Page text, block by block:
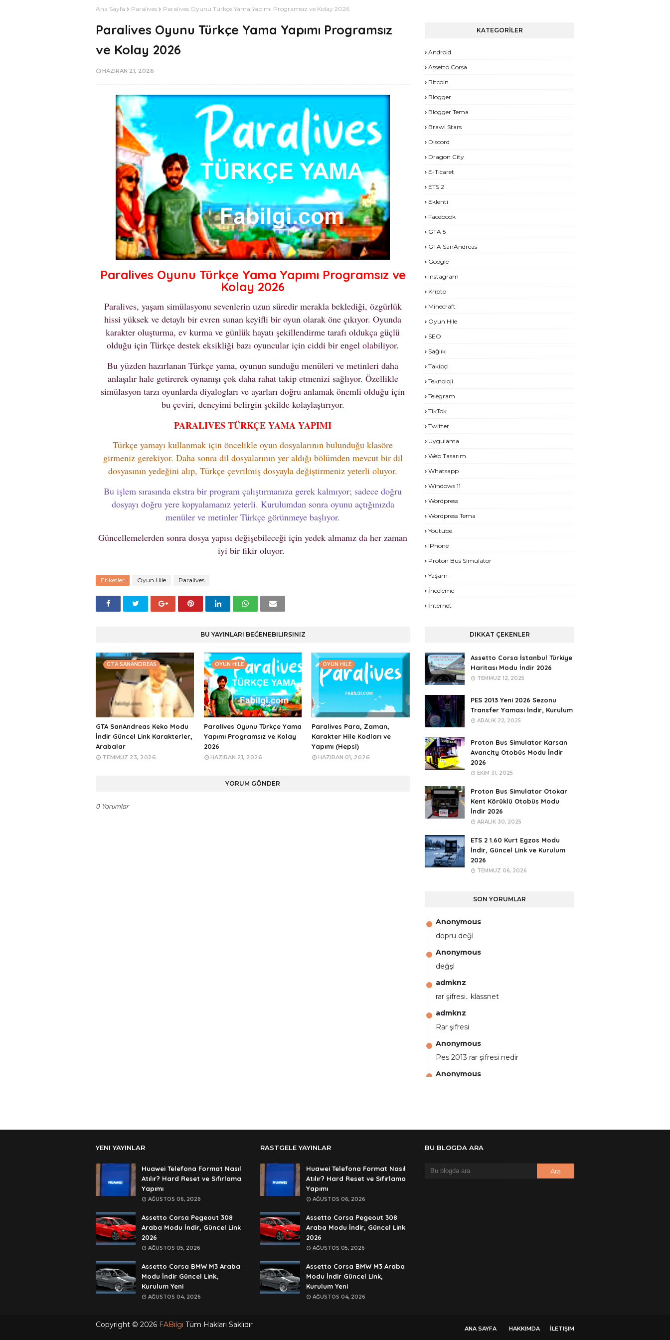
Ana Sayfa Paralives Paralives Oyunu Türkçe Yama Yapımı Programsız ve Kolay 2026
Paralives Oyunu Türkçe Yama Yapımı Programsız
ve Kolay 2026
HAZIRAN 21, 2026
Paralives Oyunu Türkçe Yama Yapımı Programsız ve
Kolay 2026
Paralives, yaşam simülasyonu sevenlerin uzun süredir merakla beklediği, özgürlük
hissi yüksek ve detaylı bir evren sunan keyifli bir oyun olarak öne çıkıyor. Oyunda
karakter oluşturma, ev kurma ve günlük hayatı şekillendirme tarafı oldukça güçlü
olduğu için Türkçe destek eksikliği bazı oyuncular için ciddi bir engel olabiliyor.
Bu yüzden hazırlanan Türkçe yama, oyunun sunduğu menüleri ve metinleri daha
anlaşılır hale getirerek oynanışı çok daha rahat takip etmenizi sağlıyor. Özellikle
simülasyon tarzı oyunlarda diyalogları ve ayarları doğru anlamak önemli olduğu için
bu çeviri, deneyimi belirgin şekilde kolaylaştırıyor.
PARALIVES TÜRKÇE YAMA YAPIMI
Türkçe yamayı kullanmak için öncelikle oyun dosyalarının bulunduğu klasöre
girmeniz gerekiyor. Daha sonra dil dosyalarının yer aldığı bölümden mevcut bir dil
dosyasının yedeğini alıp, Türkçe çevrilmiş dosyayla değiştirmeniz yeterli oluyor.
Bu işlem sırasında ekstra bir program çalıştırmanıza gerek kalmıyor; sadece doğru
dosyayı doğru yere kopyalamanız yeterli. Kurulumdan sonra oyunu açtığınızda
menüler ve metinler Türkçe görünmeye başlıyor.
Güncellemelerden sonra dosya yapısı değişebileceği için yedek almanız da her zaman
iyi bir fikir oluyor.
Etiketler Oyun Hile Paralives
BU YAYINLARI BEĞENEBILIRSINIZ
GTA SANANDREAS
GTA SanAndreas Keko Modu
İndir Güncel Link Karakterler,
Arabalar
TEMMUZ 23, 2026
OYUN HILE
Paralives Oyunu Türkçe Yama
Yapımı Programsız ve Kolay
2026
HAZIRAN 21, 2026
OYUN HILE
Paralives Para, Zaman,
Karakter Hile Kodları ve
Yapımı (Hepsi)
HAZIRAN 01, 2026
YORUM GÖNDER
0 Yorumlar
KATEGORİLER
Android
Assetto Corsa
Bitcoin
Blogger
Blogger Tema
Brawl Stars
Discord
Dragon City
E-Ticaret
ETS 2
Eklenti
Facebook
GTA 5
GTA SanAndreas
Google
Instagram
Kripto
Minecraft
Oyun Hile
SEO
Sağlık
Takipçi
Teknoloji
Telegram
TikTok
Twitter
Uygulama
Web Tasarım
Whatsapp
Windows 11
Wordpress
Wordpress Tema
Youtube
IPhone
Proton Bus Simulator
Yaşam
İnceleme
İnternet
DIKKAT ÇEKENLER
Assetto Corsa İstanbul Türkiye
Haritası Modu İndir 2026
TEMMUZ 12, 2025
PES 2013 Yeni 2026 Sezonu
Transfer Yaması İndir, Kurulum
ARALIK 22, 2025
Proton Bus Simulator Karsan
Avancity Otobüs Modu İndir
2026
EKIM 31, 2025
Proton Bus Simulator Otokar
Kent Körüklü Otobüs Modu
İndir 2026
ARALIK 30, 2025
ETS 2 1.60 Kurt Egzos Modu
İndir, Güncel Link ve Kurulum
2026
TEMMUZ 06, 2026
SON YORUMLAR
Anonymous
dopru değl
Anonymous
değşl
admknz
rar şifresi.. klassnet
admknz
Rar şifresi
Anonymous
Pes 2013 rar şifresi nedir
Anonymous
şifre ?
YENI YAYINLAR
Huawei Telefona Format Nasıl
Atılır? Hard Reset ve Sıfırlama
Yapımı
AĞUSTOS 06, 2026
Assetto Corsa Pegeout 308
Araba Modu İndir, Güncel Link
2026
AĞUSTOS 05, 2026
Assetto Corsa BMW M3 Araba
Modu İndir Güncel Link,
Kurulum Yeni
AĞUSTOS 04, 2026
RASTGELE YAYINLAR
Huawei Telefona Format Nasıl
Atılır? Hard Reset ve Sıfırlama
Yapımı
AĞUSTOS 06, 2026
Assetto Corsa Pegeout 308
Araba Modu İndir, Güncel Link
2026
AĞUSTOS 05, 2026
Assetto Corsa BMW M3 Araba
Modu İndir Güncel Link,
Kurulum Yeni
AĞUSTOS 04, 2026
BU BLOGDA ARA
ANA SAYFA HAKKIMDA İLETIŞIM
Copyright © 2026 FABilgi Tüm Hakları Saklıdır